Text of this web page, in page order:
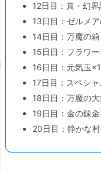
12日目：真・幻
13日目：ゼルメ
14日目：万魔の箱
15日目：フラワ
16日目：元気玉
17日目：スペシ
18日目：万魔の
19日目：金の錬
20日目：静かな